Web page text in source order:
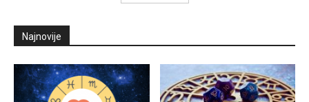
Najnovije